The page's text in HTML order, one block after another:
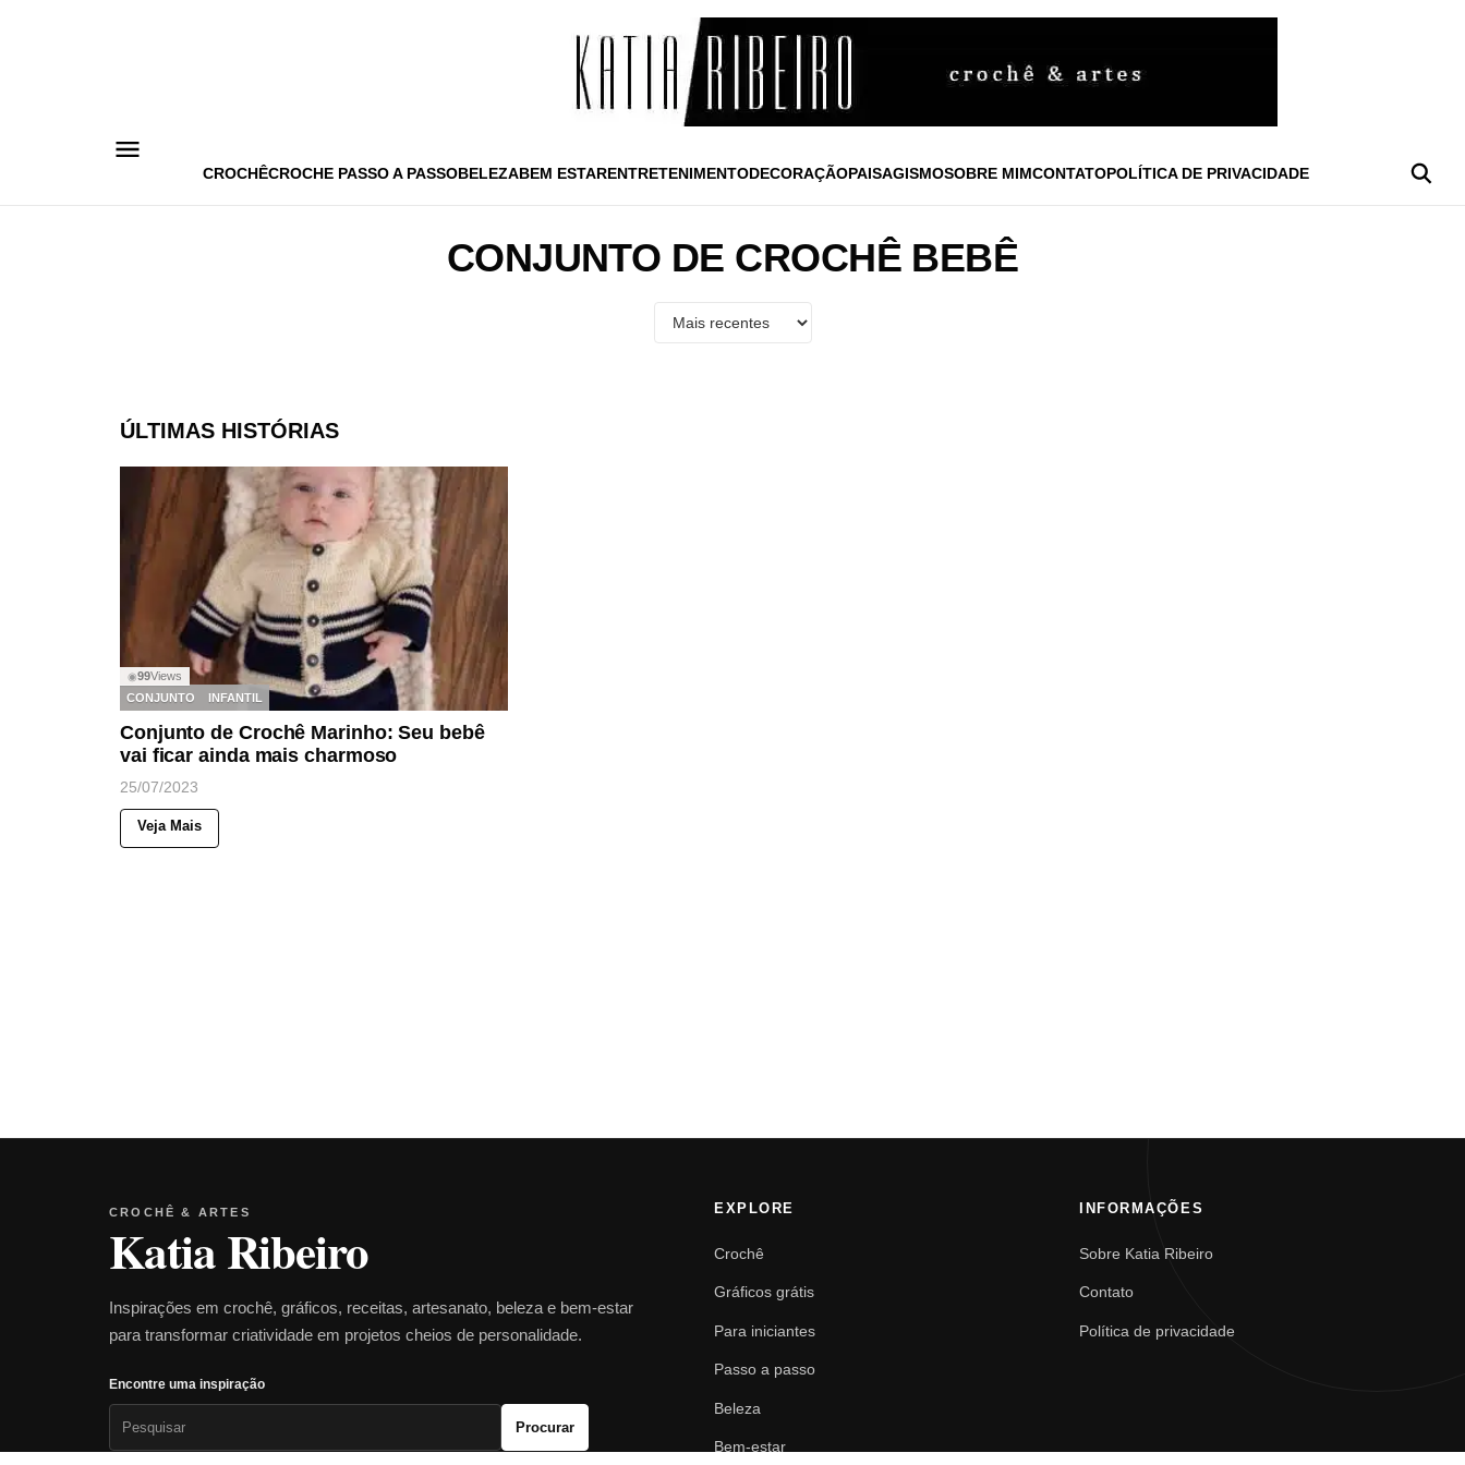
CROCHÊCROCHE PASSO A PASSOBELEZABEM ESTARENTRETENIMENTODECORAÇÃOPAISAGISMOSOBRE MIMCONTATOPOLÍTICA DE PRIVACIDADE
CONJUNTO DE CROCHÊ BEBÊ
ÚLTIMAS HISTÓRIAS
◉99Views
CONJUNTO
INFANTIL
Conjunto de Crochê Marinho: Seu bebê
vai ficar ainda mais charmoso
25/07/2023
Veja Mais
CROCHÊ & ARTES
Katia Ribeiro
Inspirações em crochê, gráficos, receitas, artesanato, beleza e bem-estar
para transformar criatividade em projetos cheios de personalidade.
Encontre uma inspiração
Procurar
EXPLORE
Crochê
Gráficos grátis
Para iniciantes
Passo a passo
Beleza
Bem-estar
INFORMAÇÕES
Sobre Katia Ribeiro
Contato
Política de privacidade